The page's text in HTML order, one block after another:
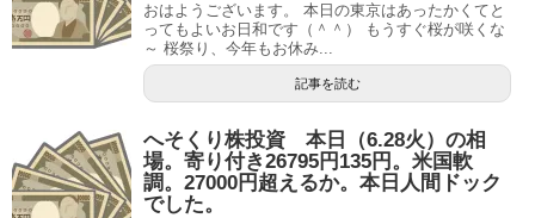
おはようございます。 本日の東京はあったかくてと
ってもよいお日和です（＾＾） もうすぐ桜が咲くな
～ 桜祭り、今年もお休み...
記事を読む
へそくり株投資 本日（6.28火）の相
場。寄り付き26795円135円。米国軟
調。27000円超えるか。本日人間ドック
でした。